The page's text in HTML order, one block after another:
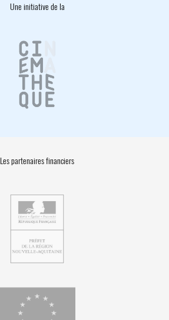
Une initiative de la
Les partenaires financiers